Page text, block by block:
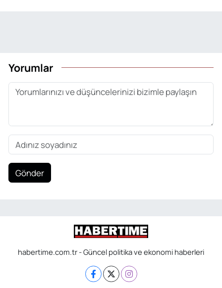
Yorumlar
Gönder
habertime.com.tr - Güncel politika ve ekonomi haberleri